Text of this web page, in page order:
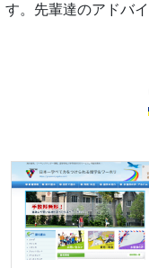
す。先輩達のアドバ